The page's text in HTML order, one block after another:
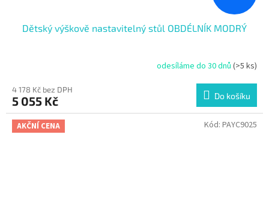
Dětský výškově nastavitelný stůl OBDÉLNÍK MODRÝ
odesíláme do 30 dnů (>5 ks)
4 178 Kč bez DPH
5 055 Kč Do košíku
AKČNÍ CENA Kód: PAYC9025